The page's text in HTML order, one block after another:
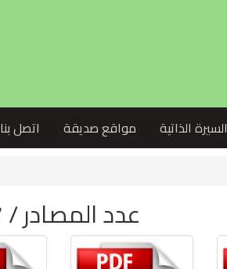
اتصل بنا مواقع صديقة السيرة الذاتية
عدد المصادر / 27